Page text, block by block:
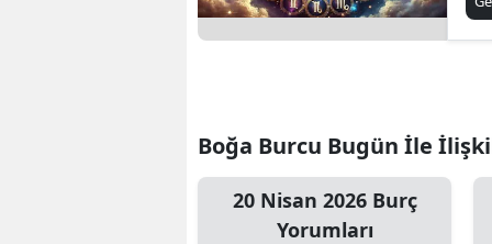
Boğa Burcu Bugün İle
20 Nisan 2026 Burç
Yorumları